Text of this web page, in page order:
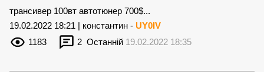
трансивер 100вт автотюнер 700$...
19.02.2022 18:21 | константин - UY0IV
1183
2 Останній 19.02.2022 18:35